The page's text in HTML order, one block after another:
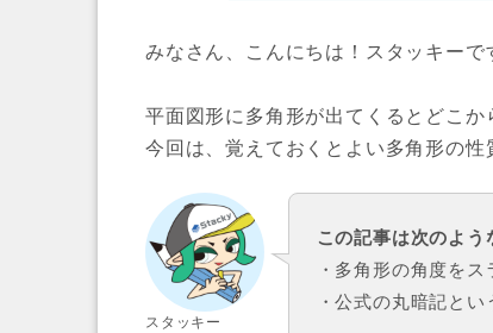
みなさん、こんにちは！スタッキーで
平面図形に多角形が出てくるとどこ
今回は、覚えておくとよい多角形の性
スタッキー
この記事は次のよう
・多角形の角度を
・公式の丸暗